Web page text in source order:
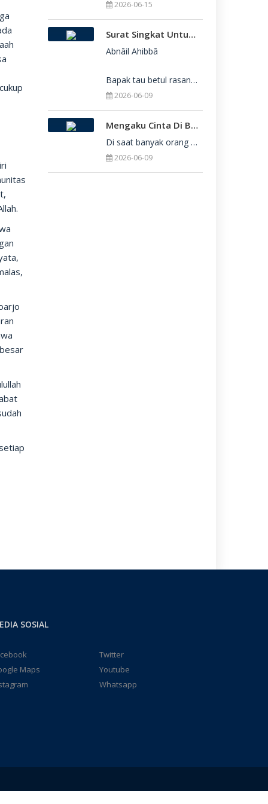
2026-06-15
Surat Singkat Untukmu Yang Belum Juga Diterima Di Perguruan Tinggi
Abnāil Ahibbā
Bapak tau betul rasanya berat sekali ketika dirimu belum juga diterima di Perguru
2026-06-09
Mengaku Cinta Di Balik Keterbatasan: Seni Menerima Diri Di Hadapan Ilahi
Di saat banyak orang yang serba menuntut kesempurnaan, kita sering kali terjebak dalam rasa bersalah
2026-06-09
SOSIAL
Twitter
Maps
Youtube
Whatsapp